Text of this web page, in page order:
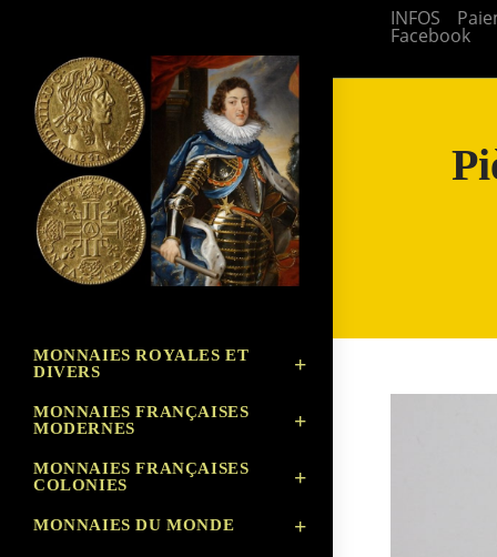
INFOS
Facebook
MONNAIES ROYALES ET
DIVERS
MONNAIES FRANÇAISES
MODERNES
MONNAIES FRANÇAISES
COLONIES
MONNAIES DU MONDE